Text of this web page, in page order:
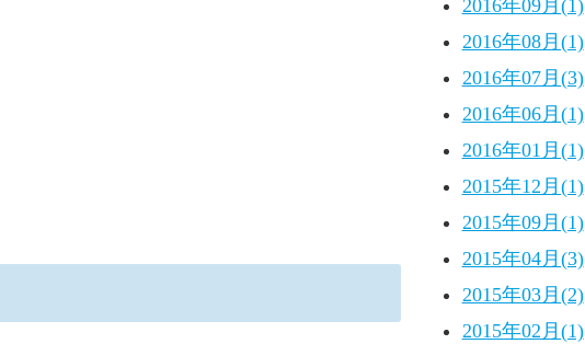
2016年09月(1)
2016年08月(1)
2016年07月(3)
2016年06月(1)
2016年01月(1)
2015年12月(1)
2015年09月(1)
2015年04月(3)
2015年03月(2)
2015年02月(1)